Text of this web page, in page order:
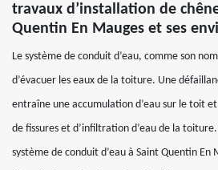
travaux d’installation de
Quentin En Mauges et ses
Le système de conduit d’eau, comme son
d’évacuer les eaux de la toiture. Une
entraîne une accumulation d’eau sur le toit
de fissures et d’infiltration d’eau de la
système de conduit d’eau à Saint Quentin En